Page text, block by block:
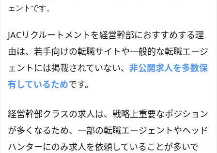
ェントです。
JACリクルートメントを経営幹部におすすめする理
由は、若手向けの転職サイトや一般的な転職エージ
ェントには掲載されていない、 非公開求人を多数保
有しているためです。
経営幹部クラスの求人は、戦略上重要なポジション
が多くなるため、一部の転職エージェントやヘッド
ハンターにのみ求人を依頼していることが多いで